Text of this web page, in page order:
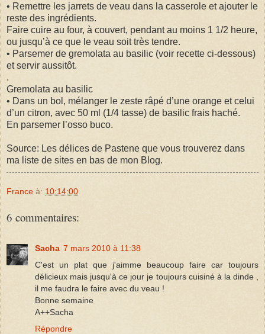
• Remettre les jarrets de veau dans la casserole et ajouter le
reste des ingrédients.
Faire cuire au four, à couvert, pendant au moins 1 1/2 heure,
ou jusqu’à ce que le veau soit très tendre.
• Parsemer de gremolata au basilic (voir recette ci-dessous)
et servir aussitôt.
.
Gremolata au basilic
• Dans un bol, mélanger le zeste râpé d’une orange et celui
d’un citron, avec 50 ml (1/4 tasse) de basilic frais haché.
En parsemer l’osso buco.
Source: Les délices de Pastene que vous trouverez dans
ma liste de sites en bas de mon Blog.
France à: 10:14:00
6 commentaires:
Sacha 7 mars 2010 à 11:38
C'est un plat que j'aimme beaucoup faire car toujours
délicieux mais jusqu'à ce jour je toujours cuisiné à la dinde ,
il me faudra le faire avec du veau !
Bonne semaine
A++Sacha
Répondre